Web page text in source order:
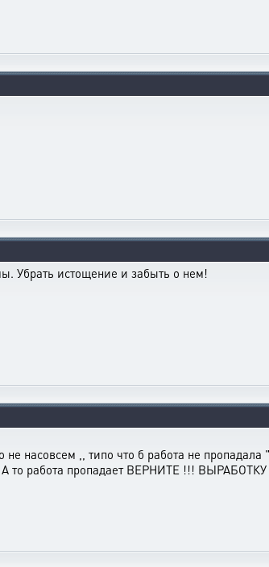
Убрать истощение и забыть о нем!
насовсем ,, типо что б работа не пропадала "
А то работа пропадает ВЕРНИТЕ !!!